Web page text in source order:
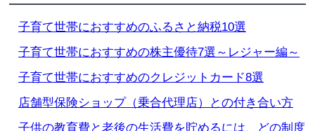
子育て世帯におすすめのふるさと納税10選
子育て世帯におすすめの株主優待7選～レジャー編～
子育て世帯におすすめのクレジットカード8選
店舗型保険ショップ（乗合代理店）との付き合い方
子供の教育費と老後の生活費を貯めるには、どの制度